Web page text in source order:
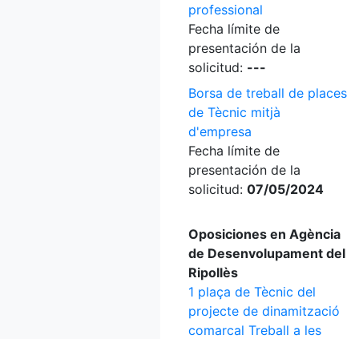
professional
Fecha límite de
presentación de la
solicitud: ---
Borsa de treball de places
de Tècnic mitjà
d'empresa
Fecha límite de
presentación de la
solicitud: 07/05/2024
Oposiciones en Agència
de Desenvolupament del
Ripollès
1 plaça de Tècnic del
projecte de dinamització
comarcal Treball a les